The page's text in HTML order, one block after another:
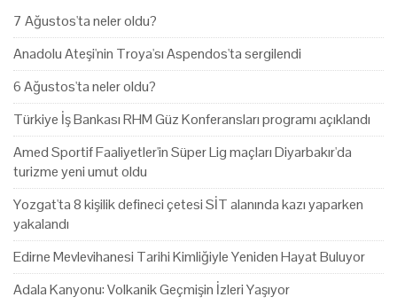
7 Ağustos'ta neler oldu?
Anadolu Ateşi'nin Troya'sı Aspendos'ta sergilendi
6 Ağustos'ta neler oldu?
Türkiye İş Bankası RHM Güz Konferansları programı açıklandı
Amed Sportif Faaliyetler'in Süper Lig maçları Diyarbakır'da
turizme yeni umut oldu
Yozgat'ta 8 kişilik defineci çetesi SİT alanında kazı yaparken
yakalandı
Edirne Mevlevihanesi Tarihi Kimliğiyle Yeniden Hayat Buluyor
Adala Kanyonu: Volkanik Geçmişin İzleri Yaşıyor